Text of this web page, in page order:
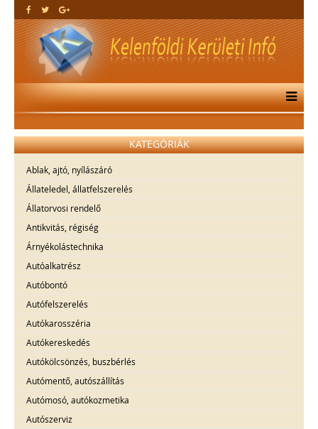
KATEGÓRIÁK
Ablak, ajtó, nyílászáró
Állateledel, állatfelszerelés
Állatorvosi rendelő
Antikvitás, régiség
Árnyékolástechnika
Autóalkatrész
Autóbontó
Autófelszerelés
Autókarosszéria
Autókereskedés
Autókölcsönzés, buszbérlés
Autómentő, autószállítás
Autómosó, autókozmetika
Autószerviz